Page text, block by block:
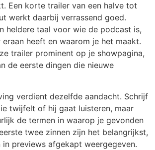
Een korte trailer van een halve tot
werkt daarbij verrassend goed.
heldere taal voor wie de podcast is,
heeft en waarom je het maakt.
trailer prominent op je showpagina,
de eerste dingen die nieuwe
verdient dezelfde aandacht. Schrijf
twijfelt of hij gaat luisteren, maar
de termen in waarop je gevonden
twee zinnen zijn het belangrijkst,
previews afgekapt weergegeven.